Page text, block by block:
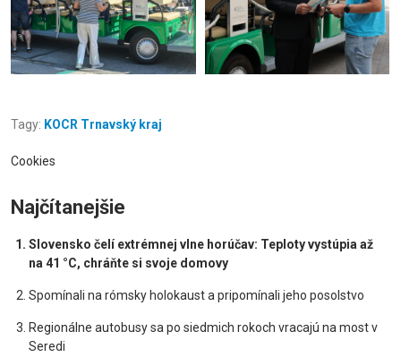
Tagy: KOCR Trnavský kraj
Cookies
Najčítanejšie
Slovensko čelí extrémnej vlne horúčav: Teploty vystúpia až
na 41 °C, chráňte si svoje domovy
Spomínali na rómsky holokaust a pripomínali jeho posolstvo
Regionálne autobusy sa po siedmich rokoch vracajú na most v
Seredi